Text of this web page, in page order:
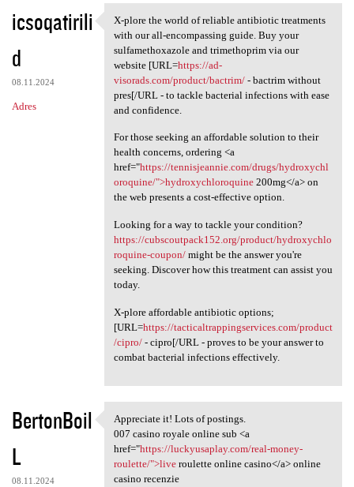
icsoqatirili
d
08.11.2024
Adres
X-plore the world of reliable
X-plore the world of reliable antibiotic treatments
with our all-encompassing guide. Buy your
sulfamethoxazole and trimethoprim via our
website [URL=https://ad-
visorads.com/product/bactrim/- bactrim without
pres[/URL - to tackle bacterial infections with ease
and confidence.
For those seeking an affordable solution to their
health concerns, ordering <a
href="https://tennisjeannie.com/drugs/hydroxychl
oroquine/">hydroxychloroquine200mg</a> on
the web presents a cost-effective option.
Looking for a way to tackle your condition?
https://cubscoutpack152.org/product/hydroxychlo
roquine-coupon/might be the answer you're
seeking. Discover how this treatment can assist you
today.
X-plore affordable antibiotic options;
[URL=https://tacticaltrappingservices.com/product
/cipro/- cipro[/URL - proves to be your answer to
combat bacterial infections effectively.
BertonBoil
L
08.11.2024
Appreciate it! Lots of
Appreciate it! Lots of postings.
007 casino royale online sub <a
href="https://luckyusaplay.com/real-money-
roulette/">liveroulette online casino</a> online
casino recenzie